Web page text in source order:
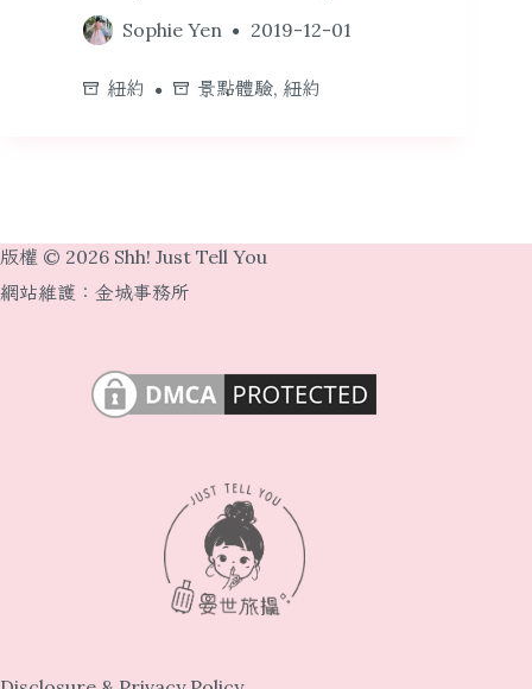
Sophie Yen
2019-12-01
紐約 景點體驗, 紐約
版權 © 2026 Shh! Just Tell You
網站維護： 金城事務所